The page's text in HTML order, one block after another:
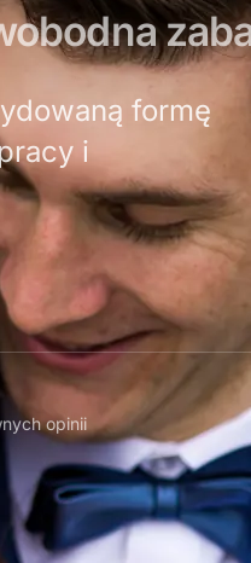
formę
i
opinii